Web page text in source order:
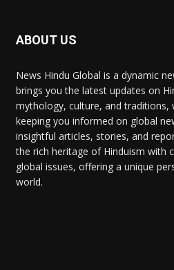
ABOUT US
News Hindu Global is a dynamic
brings you the latest updates on
mythology, culture, and traditions,
keeping you informed on global
insightful articles, stories, and
the rich heritage of Hinduism with
global issues, offering a unique
world.